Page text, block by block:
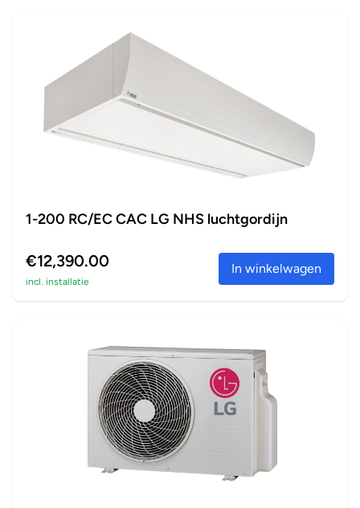
1-200 RC/EC CAC LG NHS luchtgordijn
€12,390.00
incl. installatie
In winkelwagen